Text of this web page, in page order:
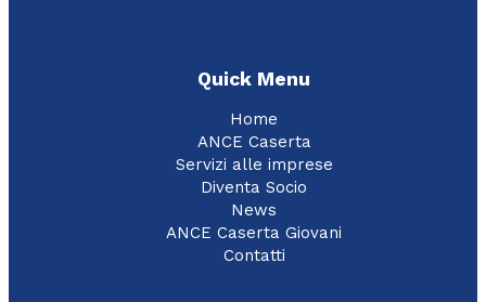
Quick Menu
Home
ANCE Caserta
Servizi alle imprese
Diventa Socio
News
ANCE Caserta Giovani
Contatti